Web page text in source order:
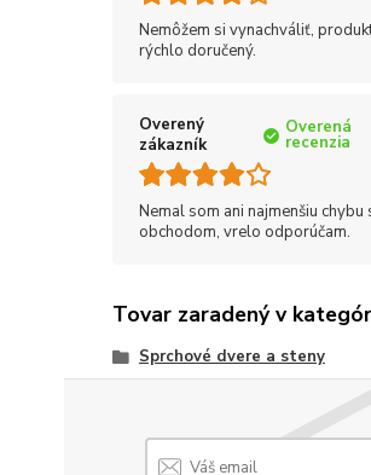
Nemôžem si vynachváliť,
rýchlo doručený.
Overený
zákazník
Overená
recenzia
Nemal som ani najmenšiu chybu
obchodom, vrelo odporúčam.
Tovar zaradený v
Sprchové dvere a steny